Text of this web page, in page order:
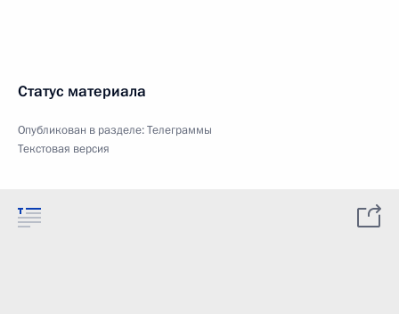
Статус материала
Опубликован в разделе:Телеграммы
Текстовая версия